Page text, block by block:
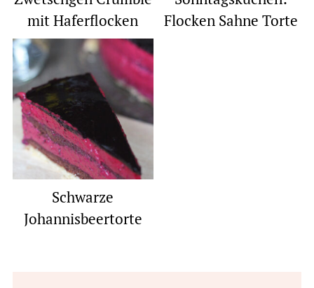
mit Haferflocken
Flocken Sahne Torte
Schwarze
Johannisbeertorte